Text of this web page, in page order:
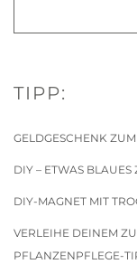
TIPP:
GELDGESCHENK
DIY – ETWAS
DIY-MAGNET MIT
VERLEIHE DEINEM
PFLANZENPFLEGE-